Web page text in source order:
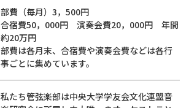
部費（毎月）3，500円
合宿費50，000円 演奏会費20，000円 年間
約20万円
部費は各月末、合宿費や演奏会費などは各行
事ごとに集めています。
私たち管弦楽部は中央大学学友会文化連盟音